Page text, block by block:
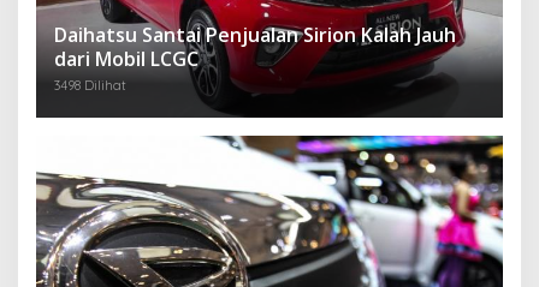
Daihatsu Santai Penjualan Sirion Kalah Jauh
dari Mobil LCGC
3498 Dilihat